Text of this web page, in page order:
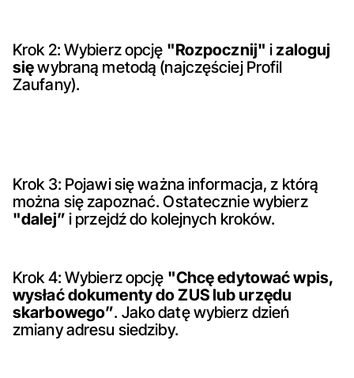
Krok 2: Wybierz opcję "Rozpocznij" izaloguj
sięwybraną metodą (najczęściej Profil
Zaufany).
Krok 3: Pojawi się ważna informacja, z którą
można się zapoznać. Ostatecznie wybierz
"dalej” i przejdź do kolejnych kroków.
Krok 4: Wybierz opcję "Chcę edytować wpis,
wysłać dokumenty do ZUS lub urzędu
skarbowego”. Jako datę wybierz dzień
zmiany adresu siedziby.